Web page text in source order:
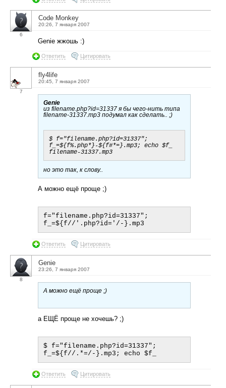
6
Code Monkey
20:26, 7 января 2007
Genie жжошь :)
Ответить Цитировать
7
fly4life
20:45, 7 января 2007
Genie
из filename.php?id=31337 я бы чего-нить типа
filename-31337.mp3 подумал как сделать.. ;)
$ f="filename.php?id=31337";
f_=${f%.php*}-${f#*=}.mp3; echo $f_
но это так, к слову..
А можно ещё проще ;)
f="filename.php?id=31337";
Ответить Цитировать
8
Genie
23:26, 7 января 2007
А можно ещё проще ;)
а ЕЩЁ проще не хочешь? ;)
$ f="filename.php?id=31337";
Ответить Цитировать